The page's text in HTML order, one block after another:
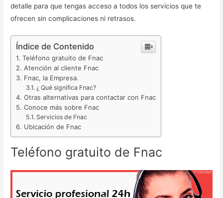
detalle para que tengas acceso a todos los servicios que te
ofrecen sin complicaciones ni retrasos.
Índice de Contenido
Teléfono gratuito de Fnac
Atención al cliente Fnac
Fnac, la Empresa.
¿ Qué significa Fnac?
Otras alternativas para contactar con Fnac
Conoce más sobre Fnac
Servicios de Fnac
Ubicación de Fnac
Teléfono gratuito de Fnac